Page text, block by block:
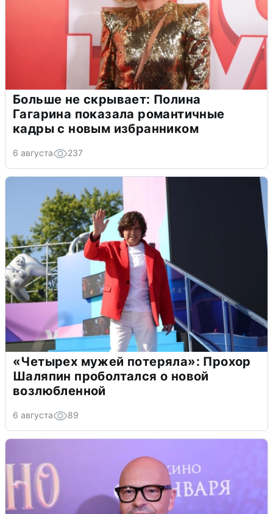
Больше не скрывает: Полина
Гагарина показала романтичные
кадры с новым избранником
6 августа 237
«Четырех мужей потеряла»: Прохор
Шаляпин проболтался о новой
возлюбленной
6 августа 89